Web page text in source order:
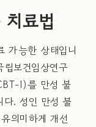
료법
가능한 상태입니
보건임상연구
I)를 만성 불
다. 성인 만성 불
의미하게 개선